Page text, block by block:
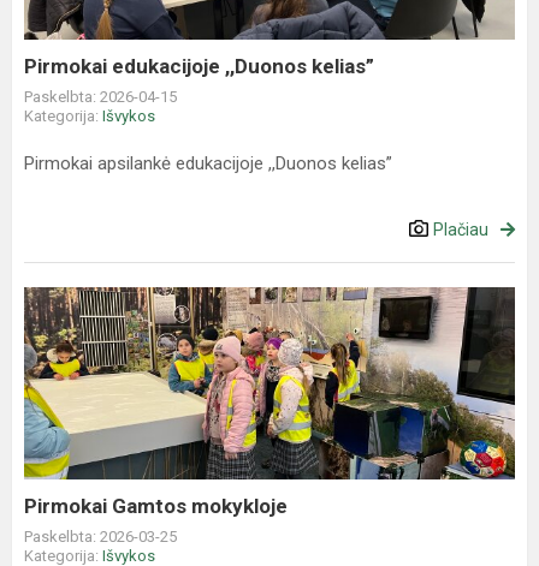
Pirmokai edukacijoje ,,Duonos kelias”
Paskelbta: 2026-04-15
Kategorija: Išvykos
Pirmokai apsilankė edukacijoje ,,Duonos kelias”
Plačiau
Pirmokai
Gamtos
mokykloje
Pirmokai Gamtos mokykloje
Paskelbta: 2026-03-25
Kategorija: Išvykos